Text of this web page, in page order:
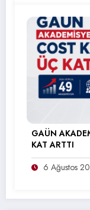
GAÜN
KAT ARTTI
6 Ağustos